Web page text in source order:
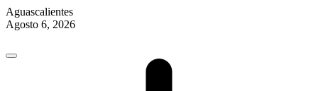
Aguascalientes
Agosto 6, 2026
content